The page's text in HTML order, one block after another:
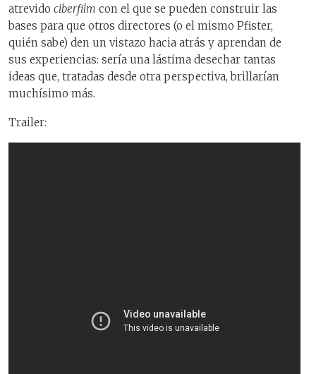
atrevido ciberfilm con el que se pueden construir las
bases para que otros directores (o el mismo Pfister,
quién sabe) den un vistazo hacia atrás y aprendan de
sus experiencias: sería una lástima desechar tantas
ideas que, tratadas desde otra perspectiva, brillarían
muchísimo más.
Trailer: